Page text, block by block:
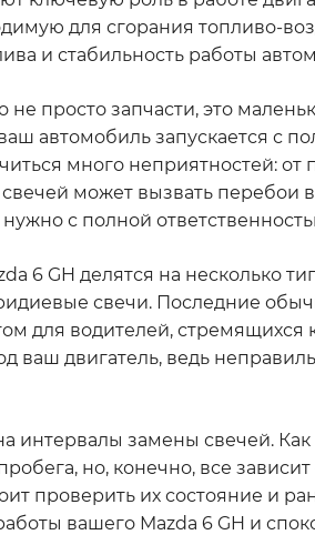
для сгорания топливо-
и стабильность работы
не просто запчасти, это
автомобиль запускается с
много неприятностей:
может вызвать перебои
с полной
6 GH делятся на несколько
свечи. Последние
для водителей,
ваш двигатель, ведь
интервалы замены свечей.
но, конечно, все
проверить их состояние и
вашего Mazda 6 GH и